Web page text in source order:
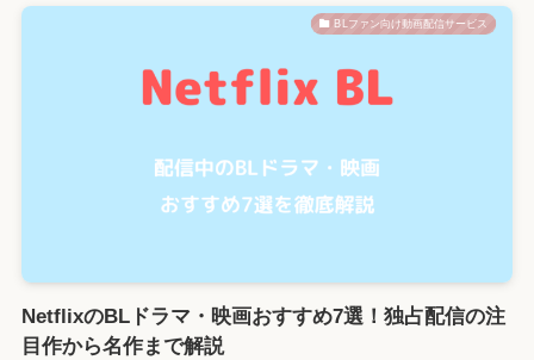
BLファン向け動画配信サービス
NetflixのBLドラマ・映画おすすめ7選！独占配信の注
目作から名作まで解説